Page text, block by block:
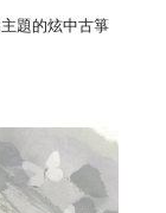
題的炫中古箏